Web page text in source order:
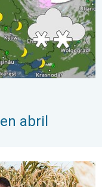
abril
todo el mundo.